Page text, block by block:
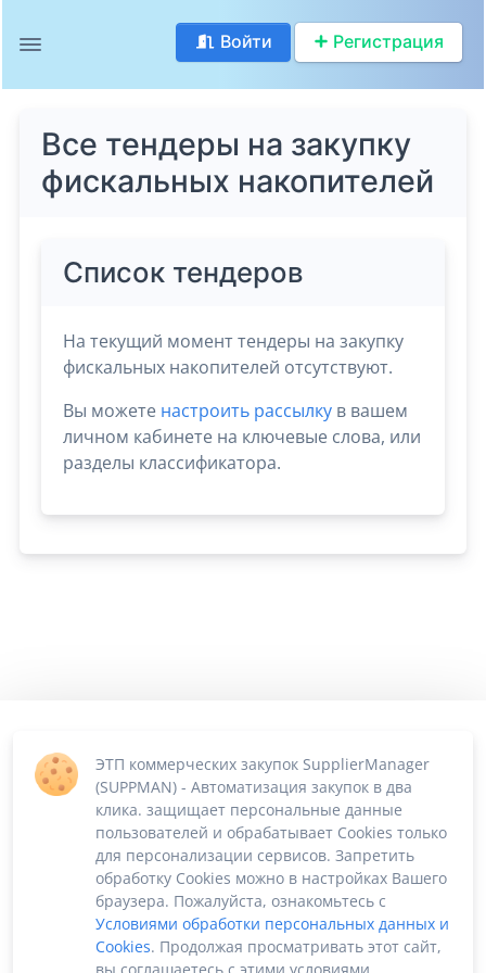
Войти Регистрация
Все тендеры на закупку
фискальных накопителей
Список тендеров
На текущий момент тендеры на закупку
фискальных накопителей отсутствуют.
Вы можете настроить рассылку в вашем
личном кабинете на ключевые слова, или
разделы классификатора.
ЭТП коммерческих закупок SupplierManager
(SUPPMAN) - Автоматизация закупок в два
клика. защищает персональные данные
пользователей и обрабатывает Cookies только
для персонализации сервисов. Запретить
обработку Cookies можно в настройках Вашего
браузера. Пожалуйста, ознакомьтесь с
Условиями обработки персональных данных и
Cookies. Продолжая просматривать этот сайт,